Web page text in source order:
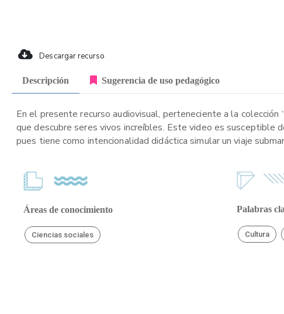
Descargar recurso
Descripción Sugerencia de uso pedagógico
En el presente recurso audiovisual, perteneciente a la
que descubre seres vivos increíbles. Este video es susceptible
pues tiene como intencionalidad didáctica simular un viaje
Áreas de conocimiento
Ciencias sociales
Palabras
Cultura